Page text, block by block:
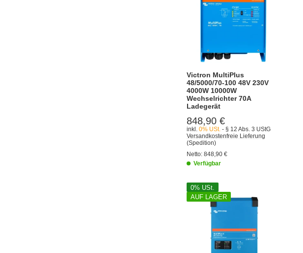
Victron MultiPlus
48/5000/70-100 48V 230V
4000W 10000W
Wechselrichter 70A
Ladegerät
848,90 €
inkl. 0% USt. - § 12 Abs. 3 UStG
Versandkostenfreie Lieferung
(Spedition)
Netto: 848,90 €
Verfügbar
0% USt.
AUF LAGER